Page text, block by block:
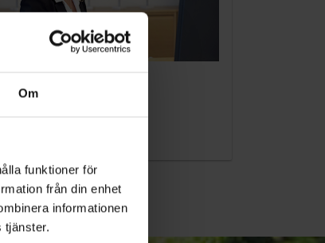
Om
funktioner för
från din enhet
informationen
tjänster.